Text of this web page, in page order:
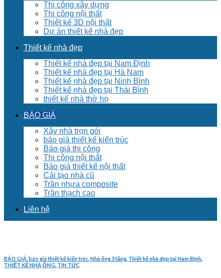
Thi công xây dựng
Thi công nội thất
Thiết kế 3D nội thất
Dự án thiết kế nhà đẹp
Thiết kế nhà đẹp
Thiết kế nhà đẹp tại Nam Định
Thiết kế nhà đẹp tại Hà Nam
Thiết kế nhà đẹp tại Ninh Bình
Thiết kế nhà đẹp tại Thái Bình
thiết kế nhà thờ họ
BÁO GIÁ
Xây nhà trọn gói
báo giá thiết kế kiến trúc
Báo giá thi công
Thi công nội thất
Báo giá thiết kế nội thất
Cải tạo nhà cũ
Trần nhựa composite
Trần thạch cao
Liên hệ
BÁO GIÁ báo giá thiết kế kiến trúc Nhà ống 3 tầng Thiết kế nhà đẹp tại Nam Định
THIẾT KẾ NHÀ ỐNG TIN TỨC